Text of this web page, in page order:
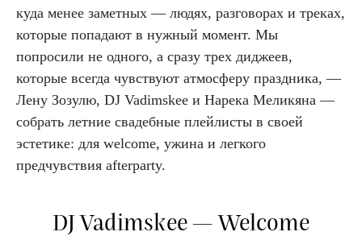
куда менее заметных — людях, разговорах и треках,
которые попадают в нужный момент. Мы
попросили не одного, а сразу трех диджеев,
которые всегда чувствуют атмосферу праздника, —
Лену Зозулю, DJ Vadimskee и Нарека Меликяна —
собрать летние свадебные плейлисты в своей
эстетике: для welcome, ужина и легкого
предчувствия afterparty.
DJ Vadimskee — Welcome